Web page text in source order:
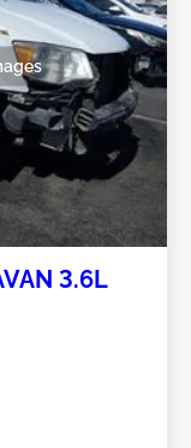
3.6L